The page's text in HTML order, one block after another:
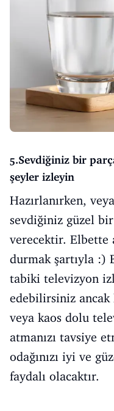
5.Sevdiğiniz bir
şeyler izleyin
Hazırlanırken,
sevdiğiniz güzel
verecektir. Elbette
durmak şartıyla :)
tabiki televizyon
edebilirsiniz ancak
veya kaos dolu
atmanızı tavsiye
odağınızı iyi ve
faydalı olacaktır.